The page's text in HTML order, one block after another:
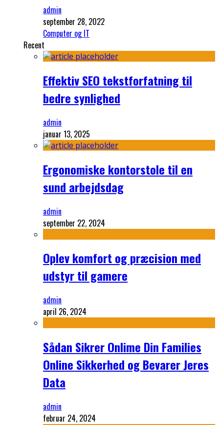
admin
september 28, 2022
Computer og IT
Recent
Effektiv SEO tekstforfatning til
bedre synlighed
admin
januar 13, 2025
Ergonomiske kontorstole til en
sund arbejdsdag
admin
september 22, 2024
Oplev komfort og præcision med
udstyr til gamere
admin
april 26, 2024
Sådan Sikrer Onlime Din Families
Online Sikkerhed og Bevarer Jeres
Data
admin
februar 24, 2024